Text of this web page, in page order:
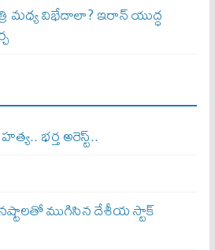
మధ్య విభేదాలా? ఇరాన్ యుద్ధ
భర్త అరెస్ట్..
నష్టాలతో ముగిసిన దేశీయ స్టాక్